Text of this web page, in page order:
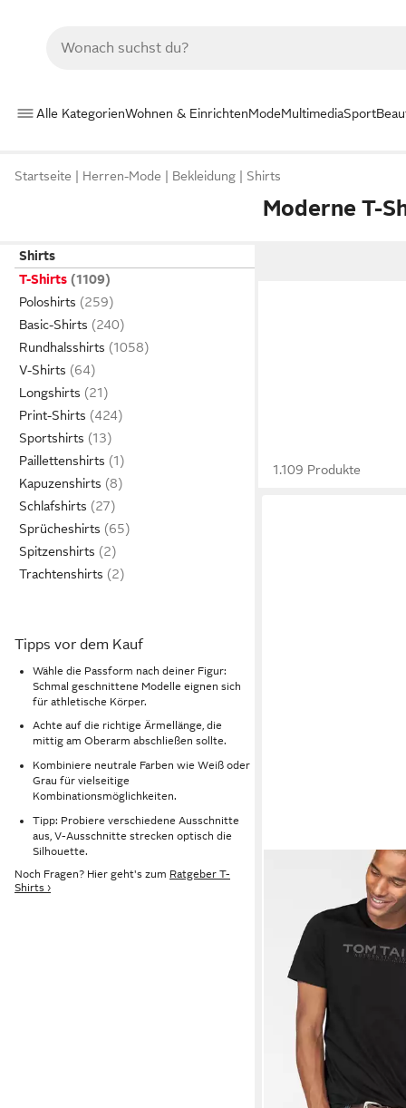
Alle KategorienWohnen & EinrichtenModeMultimediaSport
Startseite Herren-Mode Bekleidung Shirts
Moderne T-
Shirts
T-Shirts
Poloshirts
Basic-Shirts
Rundhalsshirts
V-Shirts
Longshirts
Print-Shirts
Sportshirts
Paillettenshirts
Kapuzenshirts
Schlafshirts
Sprücheshirts
Spitzenshirts
Trachtenshirts
Tipps vor dem Kauf
Wähle die Passform nach deiner Figur:
Schmal geschnittene Modelle eignen sich
für athletische Körper.
Achte auf die richtige Ärmellänge, die
mittig am Oberarm abschließen sollte.
Kombiniere neutrale Farben wie Weiß oder
Grau für vielseitige
Kombinationsmöglichkeiten.
Tipp: Probiere verschiedene Ausschnitte
aus, V-Ausschnitte strecken optisch die
Silhouette.
Noch Fragen? Hier geht's zum Ratgeber T-
Shirts ›
1.109 Produkte